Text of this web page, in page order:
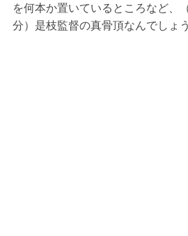
を何本か置いているところなど、
分）是枝監督の真骨頂なんでしょう